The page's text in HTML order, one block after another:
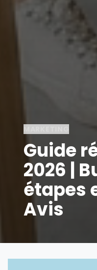
Guide
2026 |
étapes
Avis